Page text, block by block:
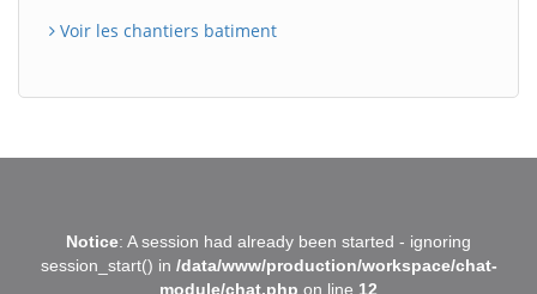
Voir les chantiers batiment
Notice: A session had already been started - ignoring
session_start() in /data/www/production/workspace/chat-
module/chat.php on line 12
B
Assistant en ligne